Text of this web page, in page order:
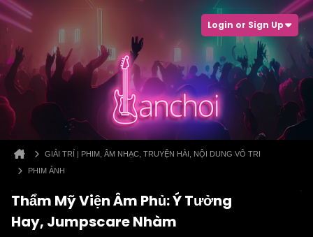
Login or Sign Up
GIẢI TRÍ | PHIM, ÂM NHẠC, TRUYỆN HÀI, NỘI DUNG VÔ TRI
PHIM ẢNH
Thẩm Mỹ Viện Âm Phủ: Ý Tưởng
Hay, Jumpscare Nhàm